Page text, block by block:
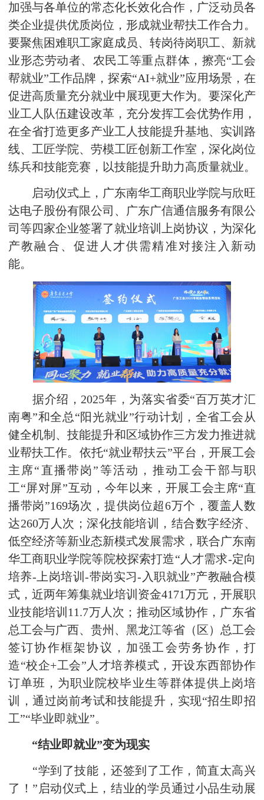
加强与各单位的常态化长效化合作，广泛动员各
类企业提供优质岗位，形成就业帮扶工作合力。
要聚焦困难职工家庭成员、转岗待岗职工、新就
业形态劳动者、农民工等重点群体，擦亮“工会
帮就业”工作品牌，探索“AI+就业”应用场景，在
促进高质量充分就业中展现更大作为。要深化产
业工人队伍建设改革，充分发挥工会优势作用，
在全省打造更多产业工人技能提升基地、实训路
线、工匠学院、劳模工匠创新工作室，深化岗位
练兵和技能竞赛，以技能提升助力高质量就业。
启动仪式上，广东南华工商职业学院与欣旺
达电子股份有限公司、广东广信通信服务有限公
司等四家企业签署了就业培训上岗协议，为深化
产教融合、促进人才供需精准对接注入新动
能。
据介绍，2025年，为落实省委“百万英才汇
南粤”和全总“阳光就业”行动计划，全省工会从
健全机制、技能提升和区域协作三方发力推进就
业帮扶工作。依托“就业帮扶云”平台，开展工会
主席“直播带岗”等活动，推动工会干部与职
工“屏对屏”互动，今年以来，开展工会主席“直
播带岗”169场次，提供岗位超6万个，覆盖人数
达260万人次；深化技能培训，结合数字经济、
低空经济等新业态新模式发展需求，联合广东南
华工商职业学院等院校探索打造“人才需求-定向
培养-上岗培训-带岗实习-入职就业”产教融合模
式，近两年筹集就业培训资金4171万元，开展职
业技能培训11.7万人次；推动区域协作，广东省
总工会与广西、贵州、黑龙江等省（区）总工会
签订协作框架协议，加强工会劳务协作，打
造“校企+工会”人才培养模式，开设东西部协作
订单班，为职业院校毕业生等群体提供上岗培
训，通过岗前考试和技能提升，实现“招生即招
工”“毕业即就业”。
“结业即就业”变为现实
“学到了技能，还签到了工作，简直太高兴
了！”启动仪式上，结业的学员通过小品生动展